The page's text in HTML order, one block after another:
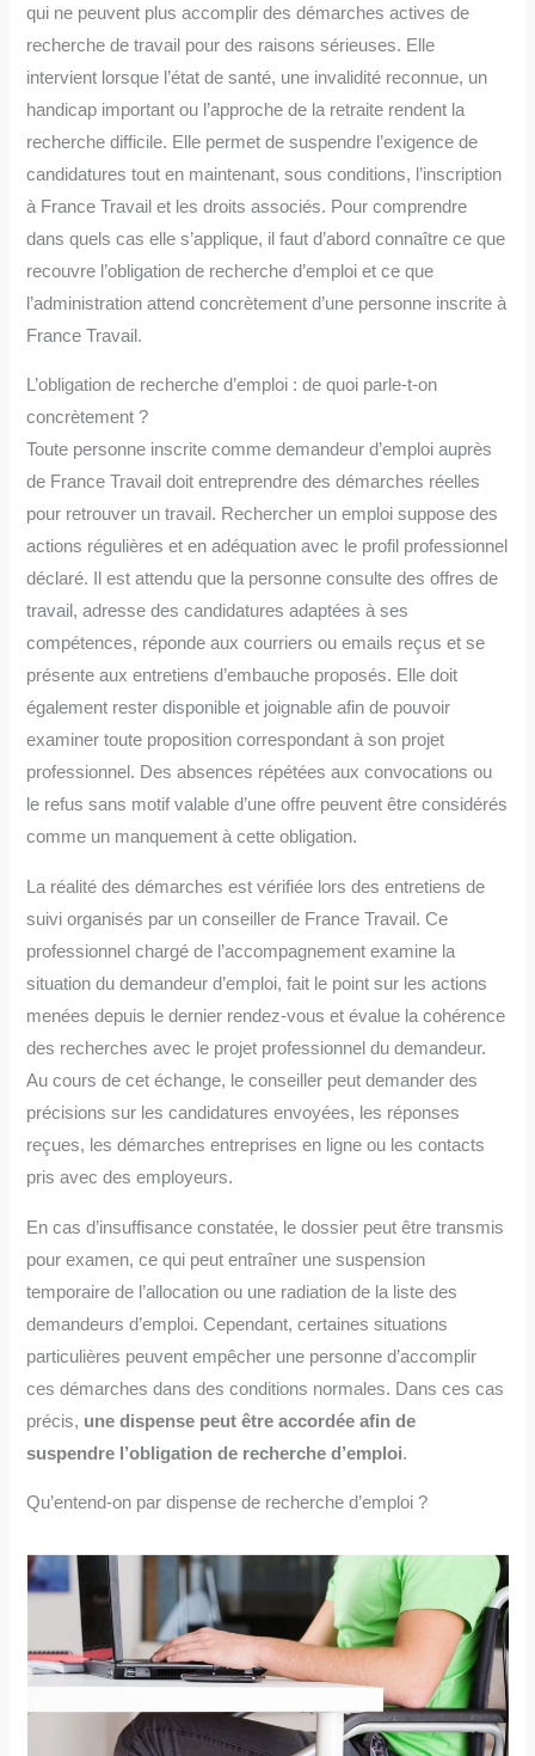
qui ne peuvent plus accomplir des démarches actives de
recherche de travail pour des raisons sérieuses. Elle
intervient lorsque l’état de santé, une invalidité reconnue, un
handicap important ou l’approche de la retraite rendent la
recherche difficile. Elle permet de suspendre l’exigence de
candidatures tout en maintenant, sous conditions, l’inscription
à France Travail et les droits associés. Pour comprendre
dans quels cas elle s’applique, il faut d’abord connaître ce que
recouvre l’obligation de recherche d’emploi et ce que
l’administration attend concrètement d’une personne inscrite à
France Travail.
L’obligation de recherche d’emploi : de quoi parle-t-on
concrètement ?
Toute personne inscrite comme demandeur d’emploi auprès
de France Travail doit entreprendre des démarches réelles
pour retrouver un travail. Rechercher un emploi suppose des
actions régulières et en adéquation avec le profil professionnel
déclaré. Il est attendu que la personne consulte des offres de
travail, adresse des candidatures adaptées à ses
compétences, réponde aux courriers ou emails reçus et se
présente aux entretiens d’embauche proposés. Elle doit
également rester disponible et joignable afin de pouvoir
examiner toute proposition correspondant à son projet
professionnel. Des absences répétées aux convocations ou
le refus sans motif valable d’une offre peuvent être considérés
comme un manquement à cette obligation.
La réalité des démarches est vérifiée lors des entretiens de
suivi organisés par un conseiller de France Travail. Ce
professionnel chargé de l’accompagnement examine la
situation du demandeur d’emploi, fait le point sur les actions
menées depuis le dernier rendez-vous et évalue la cohérence
des recherches avec le projet professionnel du demandeur.
Au cours de cet échange, le conseiller peut demander des
précisions sur les candidatures envoyées, les réponses
reçues, les démarches entreprises en ligne ou les contacts
pris avec des employeurs.
En cas d’insuffisance constatée, le dossier peut être transmis
pour examen, ce qui peut entraîner une suspension
temporaire de l’allocation ou une radiation de la liste des
demandeurs d’emploi. Cependant, certaines situations
particulières peuvent empêcher une personne d’accomplir
ces démarches dans des conditions normales. Dans ces cas
précis, une dispense peut être accordée afin de
suspendre l’obligation de recherche d’emploi.
Qu’entend-on par dispense de recherche d’emploi ?